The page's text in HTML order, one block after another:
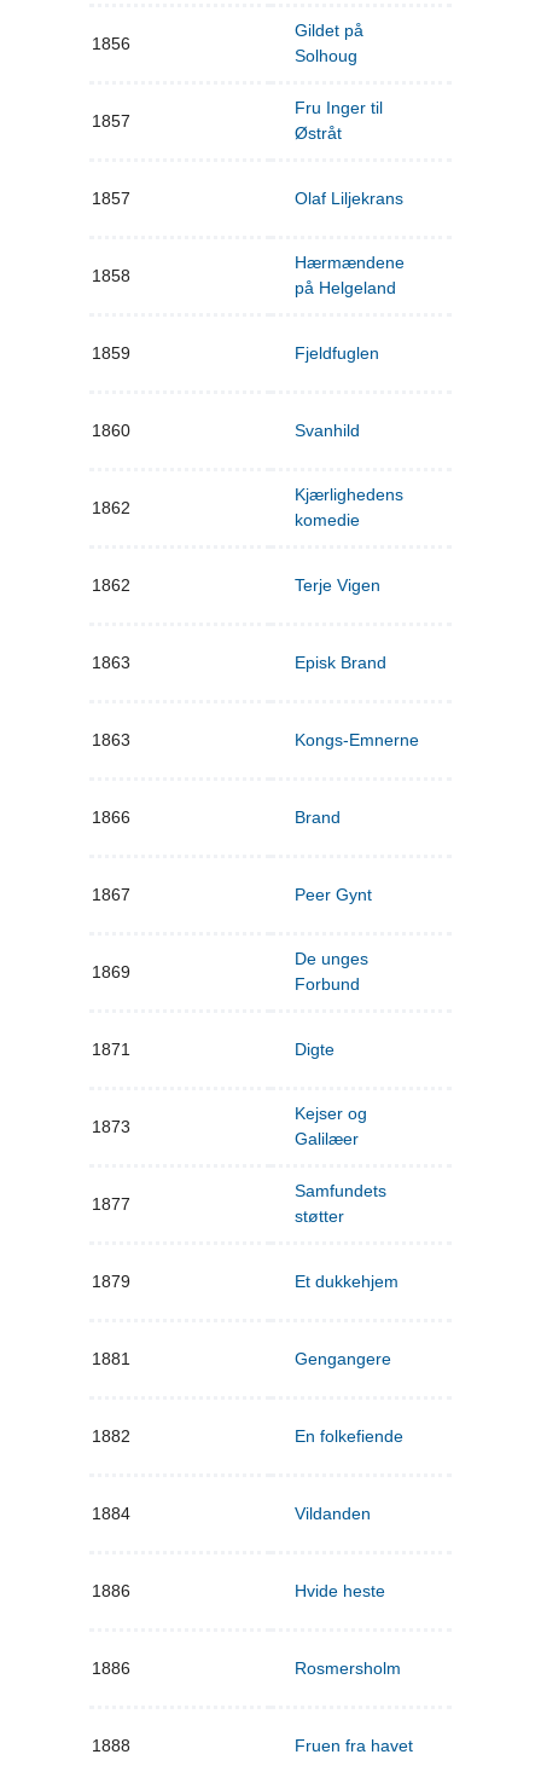
1856
Gildet på
Solhoug
1857
Fru Inger til
Østråt
1857 Olaf Liljekrans
1858
Hærmændene
på Helgeland
1859 Fjeldfuglen
1860 Svanhild
1862
Kjærlighedens
komedie
1862 Terje Vigen
1863 Episk Brand
1863 Kongs-Emnerne
1866 Brand
1867 Peer Gynt
1869
De unges
Forbund
1871 Digte
1873
Kejser og
Galilæer
1877
Samfundets
støtter
1879 Et dukkehjem
1881 Gengangere
1882 En folkefiende
1884 Vildanden
1886 Hvide heste
1886 Rosmersholm
1888 Fruen fra havet